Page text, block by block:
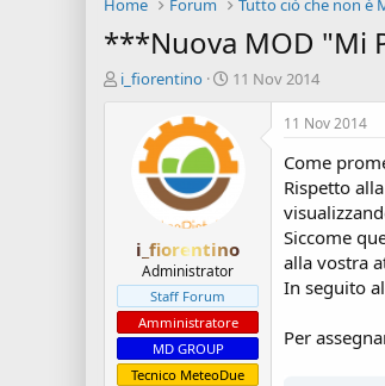
***Nuova MOD "Mi
A
u
s
s
i
i_fiorentino
D
a
d
i
z
i
o
11 Nov 2014
i_fiorentino
Administrator
Staff Forum
Amministratore
MD GROUP
Tecnico MeteoDue
11 Nov 2014
Come
Rispetto
Siccome
alla vostra
In seguito
Per